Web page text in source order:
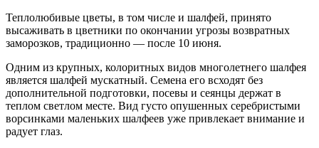
Теплолюбивые цветы, в том числе и шалфей, принято
высаживать в цветники по окончании угрозы возвратных
заморозков, традиционно — после 10 июня.
Одним из крупных, колоритных видов многолетнего шалфея
является шалфей мускатный. Семена его всходят без
дополнительной подготовки, посевы и сеянцы держат в
теплом светлом месте. Вид густо опушенных серебристыми
ворсинками маленьких шалфеев уже привлекает внимание и
радует глаз.